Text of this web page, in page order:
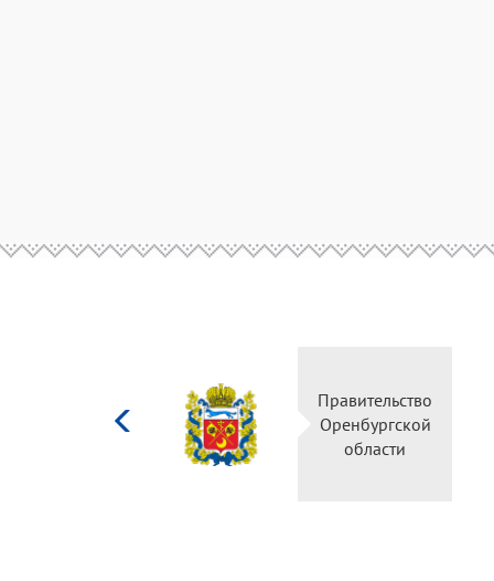
культуры
Российской
Правительство
Оренбургской
области